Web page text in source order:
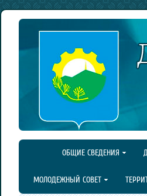
ОБЩИЕ СВЕДЕНИЯ
МОЛОДЕЖНЫЙ СОВЕТ